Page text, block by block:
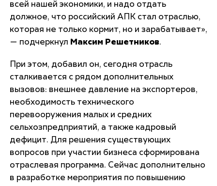
всей нашей экономики, и надо отдать
должное, что российский АПК стал отраслью,
которая не только кормит, но и зарабатывает»,
— подчеркнул Максим Решетников.
При этом, добавил он, сегодня отрасль
сталкивается с рядом дополнительных
вызовов: внешнее давление на экспортеров,
необходимость технического
перевооружения малых и средних
сельхозпредприятий, а также кадровый
дефицит. Для решения существующих
вопросов при участии бизнеса сформирована
отраслевая программа. Сейчас дополнительно
в разработке мероприятия по повышению